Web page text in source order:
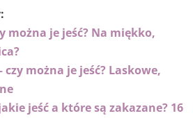
można je jeść? Na miękko,
czy można je jeść? Laskowe,
jeść a które są zakazane? 16